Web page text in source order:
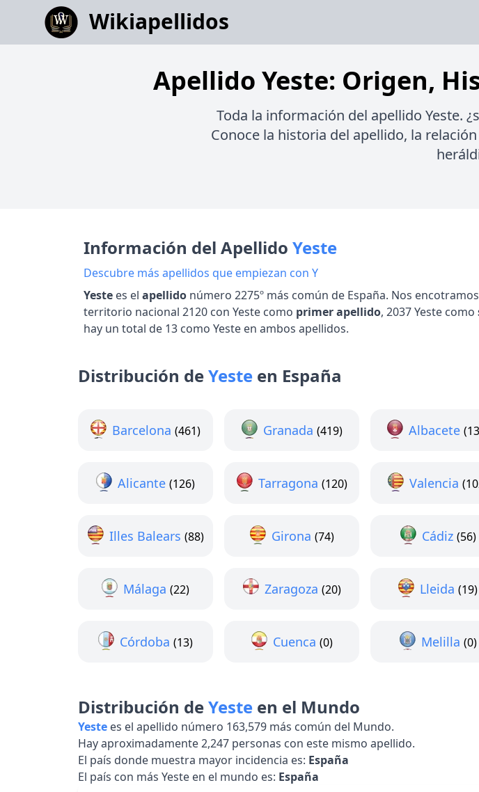
Wikiapellidos
Apellido Yeste: Origen,
Toda la información del apellido Yeste.
Conoce la historia del apellido, la
Información del Apellido Yeste
Descubre más apellidos que empiezan con Y
Yeste es el apellido número 2275º más común de España. Nos
territorio nacional 2120 con Yeste como primer apellido, 2037 Yeste como
hay un total de 13 como Yeste en ambos apellidos.
Distribución deYeste en España
Barcelona (461) Granada (419) Albacete
Alicante (126) Tarragona (120) Valencia
Illes Balears (88) Girona (74) Cádiz (56)
Málaga (22) Zaragoza (20) Lleida (19)
Córdoba (13) Cuenca (0) Melilla (0)
Distribución deYeste en el Mundo
Yeste es el apellido número 163,579 más común del Mundo.
Hay aproximadamente 2,247 personas con este mismo apellido.
El país donde muestra mayor incidencia es: España
El país con más Yeste en el mundo es: España